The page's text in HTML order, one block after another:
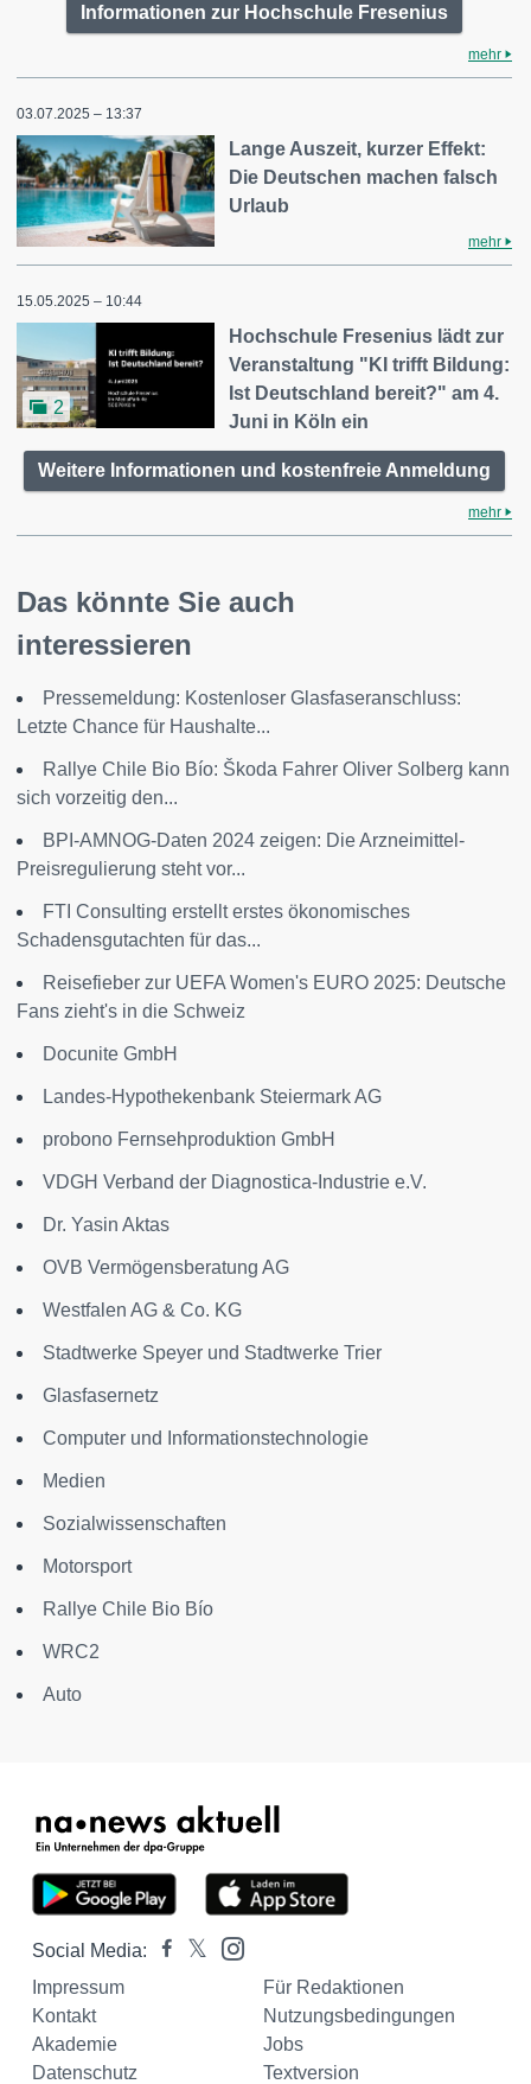
Informationen zur Hochschule Fresenius
mehr
03.07.2025 – 13:37
Lange Auszeit, kurzer Effekt:
Die Deutschen machen falsch
Urlaub
mehr
15.05.2025 – 10:44
2
Hochschule Fresenius lädt zur
Veranstaltung "KI trifft Bildung:
Ist Deutschland bereit?" am 4.
Juni in Köln ein
Weitere Informationen und kostenfreie Anmeldung
mehr
Das könnte Sie auch
interessieren
Pressemeldung: Kostenloser Glasfaseranschluss:
Letzte Chance für Haushalte...
Rallye Chile Bio Bío: Škoda Fahrer Oliver Solberg kann
sich vorzeitig den...
BPI-AMNOG-Daten 2024 zeigen: Die Arzneimittel-
Preisregulierung steht vor...
FTI Consulting erstellt erstes ökonomisches
Schadensgutachten für das...
Reisefieber zur UEFA Women's EURO 2025: Deutsche
Fans zieht's in die Schweiz
Docunite GmbH
Landes-Hypothekenbank Steiermark AG
probono Fernsehproduktion GmbH
VDGH Verband der Diagnostica-Industrie e.V.
Dr. Yasin Aktas
OVB Vermögensberatung AG
Westfalen AG & Co. KG
Stadtwerke Speyer und Stadtwerke Trier
Glasfasernetz
Computer und Informationstechnologie
Medien
Sozialwissenschaften
Motorsport
Rallye Chile Bio Bío
WRC2
Auto
Social Media:
Impressum
Für Redaktionen
Kontakt
Nutzungsbedingungen
Akademie
Jobs
Datenschutz
Textversion